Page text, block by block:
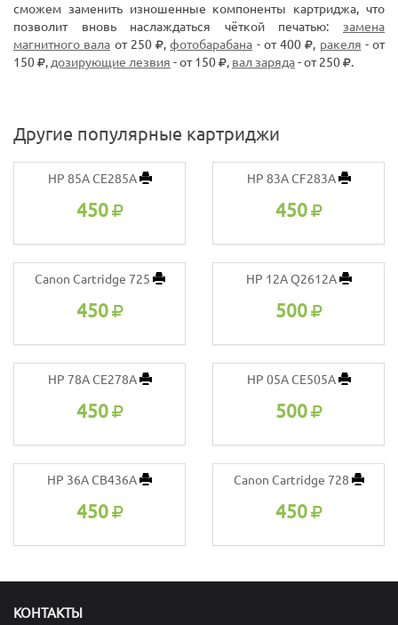
сможем заменить изношенные компоненты картриджа, что
позволит вновь наслаждаться чёткой печатью: замена
магнитного вала от 250 ,фотобарабана - от 400 , ракеля - от
150
,дозирующие лезвия - от 150 , вал заряда- от 250 .
Другие популярные картриджи
HP 85A CE285A
450
HP 83A CF283A
450
Canon Cartridge 725
450
HP 12A Q2612A
500
HP 78A CE278A
450
HP 05A CE505A
500
HP 36A CB436A
450
Canon Cartridge 728
450
КОНТАКТЫ